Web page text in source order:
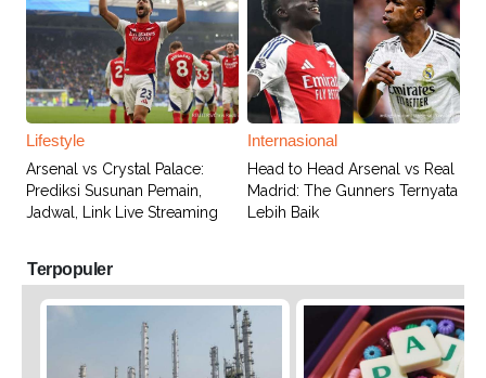
Lifestyle
Arsenal vs Crystal Palace:
Prediksi Susunan Pemain,
Jadwal, Link Live Streaming
Internasional
Head to Head Arsenal vs Real
Madrid: The Gunners Ternyata
Lebih Baik
Terpopuler